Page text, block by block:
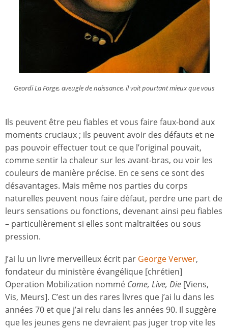
Geordi La Forge, aveugle de naissance, il voit pourtant mieux que vous
Ils peuvent être peu fiables et vous faire faux-bond aux
moments cruciaux ; ils peuvent avoir des défauts et ne
pas pouvoir effectuer tout ce que l’original pouvait,
comme sentir la chaleur sur les avant-bras, ou voir les
couleurs de manière précise. En ce sens ce sont des
désavantages. Mais même nos parties du corps
naturelles peuvent nous faire défaut, perdre une part de
leurs sensations ou fonctions, devenant ainsi peu fiables
– particulièrement si elles sont maltraitées ou sous
pression.
J’ai lu un livre merveilleux écrit par George Verwer,
fondateur du ministère évangélique [chrétien]
Operation Mobilization nommé Come, Live, Die [Viens,
Vis, Meurs]. C’est un des rares livres que j’ai lu dans les
années 70 et que j’ai relu dans les années 90. Il suggère
que les jeunes gens ne devraient pas juger trop vite les